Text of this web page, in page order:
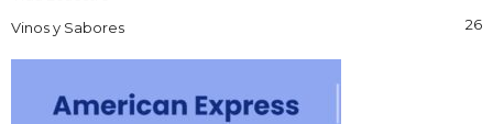
Vinos y Sabores 26